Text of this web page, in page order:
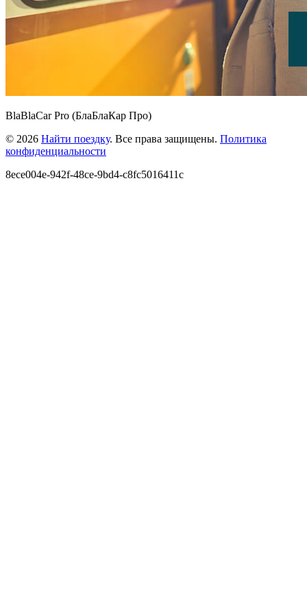
BlaBlaCar Pro (БлаБлаКар Про)
© 2026 Найти поездку. Все права защищены. Политика
конфиденциальности
8ece004e-942f-48ce-9bd4-c8fc5016411c